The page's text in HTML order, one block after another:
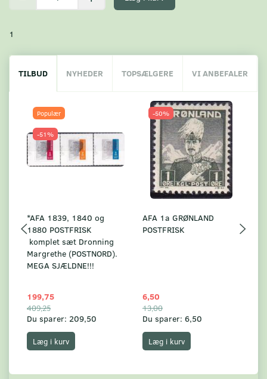
1
TILBUD NYHEDER TOPSÆLGERE VI ANBEFALER
Populær
-51%
*AFA 1839, 1840 og
1880 POSTFRISK
komplet sæt Dronning
Margrethe (POSTNORD).
MEGA SJÆLDNE!!!
199,75
409,25
Du sparer: 209,50
Læg i kurv
-50%
AFA 1a GRØNLAND
POSTFRISK
6,50
13,00
Du sparer: 6,50
Læg i kurv